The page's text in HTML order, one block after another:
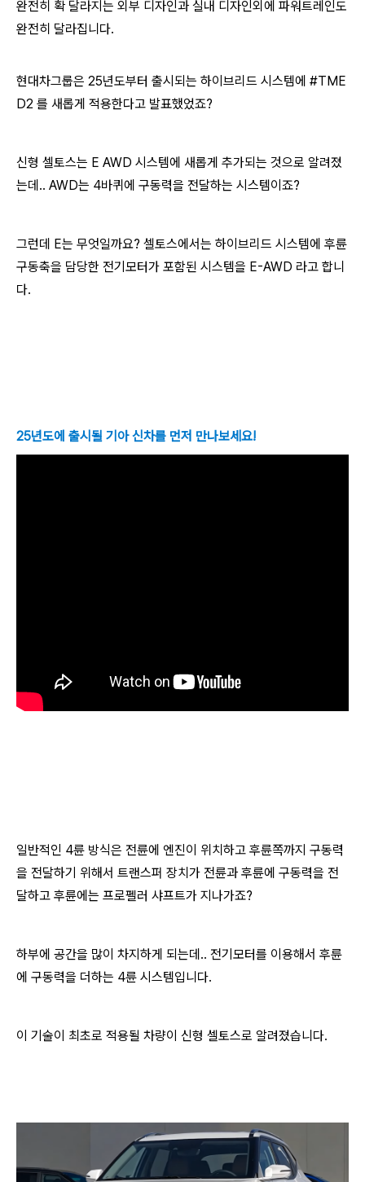
완전히 확 달라지는 외부 디자인과 실내 디자인외에 파워트레인도
완전히 달라집니다.
현대차그룹은 25년도부터 출시되는 하이브리드 시스템에 #TME
D2 를 새롭게 적용한다고 발표했었죠?
신형 셀토스는 E AWD 시스템에 새롭게 추가되는 것으로 알려졌
는데.. AWD는 4바퀴에 구동력을 전달하는 시스템이죠?
그런데 E는 무엇일까요? 셀토스에서는 하이브리드 시스템에 후륜
구동축을 담당한 전기모터가 포함된 시스템을 E-AWD 라고 합니
다.
25년도에 출시될 기아 신차를 먼저 만나보세요!
​일반적인 4륜 방식은 전륜에 엔진이 위치하고 후륜쪽까지 구동력
을 전달하기 위해서 트랜스퍼 장치가 전륜과 후륜에 구동력을 전
달하고 후륜에는 프로펠러 샤프트가 지나가죠?
하부에 공간을 많이 차지하게 되는데.. 전기모터를 이용해서 후륜
에 구동력을 더하는 4륜 시스템입니다.
이 기술이 최초로 적용될 차량이 신형 셀토스로 알려졌습니다.